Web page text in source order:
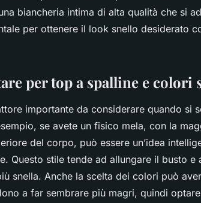
biancheria intima di alta qualità che si
per ottenere il look snello desiderato
per top a spalline e colori
importante da considerare quando si
se avete un fisico mela, con la
del corpo, può essere un’idea
Questo stile tende ad allungare il busto e
snella. Anche la scelta dei colori può
a far sembrare più magri, quindi